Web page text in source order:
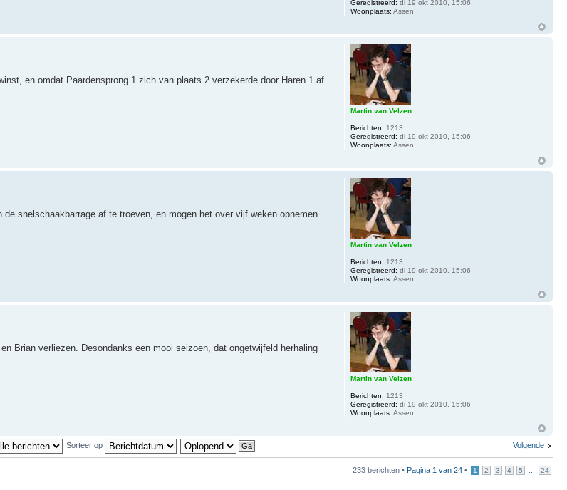
Geregistreerd: di 19 okt 2010, 15:06
Woonplaats: Assen
en omdat Paardensprong 1 zich van plaats 2 verzekerde door Haren 1 af
Martin van Velzen
Berichten: 1213
Geregistreerd: di 19 okt 2010, 15:06
Woonplaats: Assen
snelschaakbarrage af te troeven, en mogen het over vijf weken opnemen
Martin van Velzen
Berichten: 1213
Geregistreerd: di 19 okt 2010, 15:06
Woonplaats: Assen
Brian verliezen. Desondanks een mooi seizoen, dat ongetwijfeld herhaling
Martin van Velzen
Berichten: 1213
Geregistreerd: di 19 okt 2010, 15:06
Woonplaats: Assen
Volgende
Sorteer op
233 berichten • Pagina 1 van 24 • 1 2 3 4 5 24